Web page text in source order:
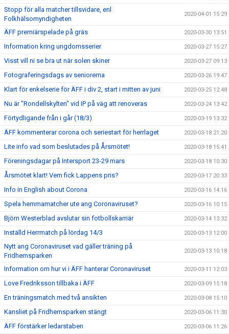
Stopp för alla matcher tillsvidare, enl
Folkhälsomyndigheten
2020-04-01 15:29
ÄFF premiärspelade på gräs 2020-03-30 13:51
Information kring ungdomsserier 2020-03-27 15:27
Visst vill ni se bra ut när solen skiner 2020-03-27 09:13
Fotograferingsdags av seniorerna 2020-03-26 19:47
Klart för enkelserie för ÄFF i div 2, start i mitten av juni 2020-03-25 12:48
Nu är "Rondellskylten" vid IP på väg att renoveras 2020-03-24 13:42
Förtydligande från i går (18/3) 2020-03-19 13:32
ÄFF kommenterar corona och seriestart för herrlaget 2020-03-18 21:20
Lite info vad som beslutades på Årsmötet! 2020-03-18 15:41
Föreningsdagar på Intersport 23-29 mars 2020-03-18 10:30
Årsmötet klart! Vem fick Lappens pris? 2020-03-17 20:33
Info in English about Corona 2020-03-16 14:16
Spela hemmamatcher ute ang Coronaviruset? 2020-03-16 10:15
Björn Westerblad avslutar sin fotbollskarriär 2020-03-14 13:32
Inställd Herrmatch på lördag 14/3 2020-03-13 12:00
Nytt ang Coronaviruset vad gäller träning på
Fridhemsparken
2020-03-13 10:18
Information om hur vi i ÄFF hanterar Coronaviruset 2020-03-11 12:03
Love Fredriksson tillbaka i ÄFF 2020-03-09 15:18
En träningsmatch med två ansikten 2020-03-08 15:10
Kansliet på Fridhemsparken stängt 2020-03-06 11:30
ÄFF förstärker ledarstaben 2020-03-06 11:26